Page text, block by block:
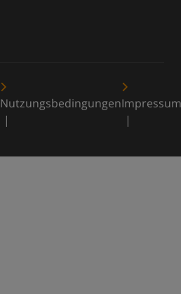
NutzungsbedingungenImpressum